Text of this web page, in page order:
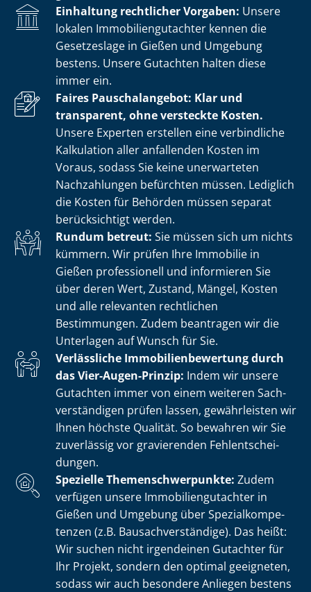
Einhaltung rechtlicher Vorgaben: Unsere
lokalen Im­mo­bi­li­en­gut­ach­ter kennen die
Gesetzeslage in Gießen und Umgebung
bestens. Unsere Gutachten halten diese
immer ein.
Faires Pauschalangebot: Klar und
transparent, ohne versteckte Kosten.
Unsere Experten erstellen eine verbindliche
Kalkulation aller anfallenden Kosten im
Voraus, sodass Sie keine unerwarteten
Nachzahlungen befürchten müssen. Lediglich
die Kosten für Behörden müssen separat
berücksichtigt werden.
Rundum betreut: Sie müssen sich um nichts
kümmern. Wir prüfen Ihre Immobilie in
Gießen professionell und informieren Sie
über deren Wert, Zustand, Mängel, Kosten
und alle relevanten rechtlichen
Bestimmungen. Zudem beantragen wir die
Unterlagen auf Wunsch für Sie.
Verlässliche Im­mo­bi­li­en­be­wer­tung durch
das Vier-Augen-Prinzip: Indem wir unsere
Gutachten immer von einem weiteren Sach­
ver­stän­di­gen prüfen lassen, gewährleisten wir
Ihnen höchste Qualität. So bewahren wir Sie
zuverlässig vor gravierenden Fehl­ent­schei­
dun­gen.
Spezielle The­men­schwer­punk­te: Zudem
verfügen unsere Im­mo­bi­li­en­gut­ach­ter in
Gießen und Umgebung über Spe­zi­al­kom­pe­
ten­zen (z.B. Bau­sach­ver­stän­di­ge). Das heißt:
Wir suchen nicht irgendeinen Gutachter für
Ihr Projekt, sondern den optimal geeigneten,
sodass wir auch besondere Anliegen bestens